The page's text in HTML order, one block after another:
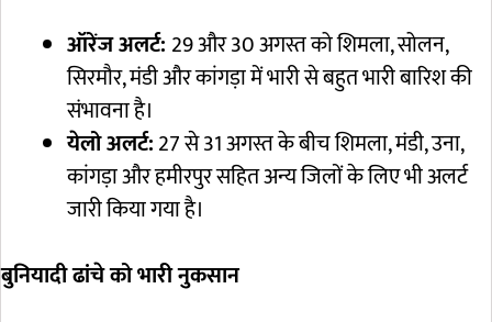
ऑरेंज अलर्ट: 29 और 30 अगस्त को शिमला, सोलन,
सिरमौर, मंडी और कांगड़ा में भारी से बहुत भारी बारिश की
संभावना है।
येलो अलर्ट:27 से 31 अगस्त के बीच शिमला, मंडी, उना,
कांगड़ा और हमीरपुर सहित अन्य जिलों के लिए भी अलर्ट
जारी किया गया है।
बुनियादी ढांचे को भारी नुकसान